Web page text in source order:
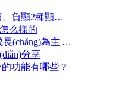
、負顯2種顯…
么樣的
(cháng)為主|…
分享
功能有哪些？